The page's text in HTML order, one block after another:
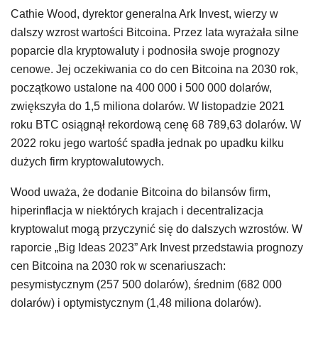
Cathie Wood, dyrektor generalna Ark Invest, wierzy w
dalszy wzrost wartości Bitcoina. Przez lata wyrażała silne
poparcie dla kryptowaluty i podnosiła swoje prognozy
cenowe. Jej oczekiwania co do cen Bitcoina na 2030 rok,
początkowo ustalone na 400 000 i 500 000 dolarów,
zwiększyła do 1,5 miliona dolarów. W listopadzie 2021
roku BTC osiągnął rekordową cenę 68 789,63 dolarów. W
2022 roku jego wartość spadła jednak po upadku kilku
dużych firm kryptowalutowych.
Wood uważa, że dodanie Bitcoina do bilansów firm,
hiperinflacja w niektórych krajach i decentralizacja
kryptowalut mogą przyczynić się do dalszych wzrostów. W
raporcie „Big Ideas 2023” Ark Invest przedstawia prognozy
cen Bitcoina na 2030 rok w scenariuszach:
pesymistycznym (257 500 dolarów), średnim (682 000
dolarów) i optymistycznym (1,48 miliona dolarów).